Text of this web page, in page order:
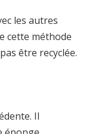
les autres
cette méthode
être recyclée.
Il